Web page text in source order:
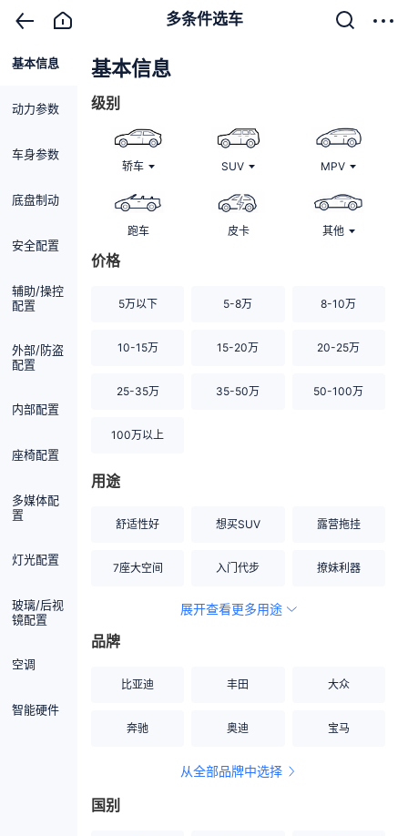
多条件选车
基本信息
动力参数
车身参数
底盘制动
安全配置
辅助/操控
配置
外部/防盗
配置
内部配置
座椅配置
多媒体配
置
灯光配置
玻璃/后视
镜配置
空调
智能硬件
基本信息
级别
轿车 SUV MPV
跑车 皮卡 其他
价格
5万以下 5-8万 8-10万
10-15万 15-20万 20-25万
25-35万 35-50万 50-100万
100万以上
用途
舒适性好 想买SUV 露营拖挂
7座大空间 入门代步 撩妹利器
空间宽敞
展开查看更多用途
品牌
比亚迪 丰田 大众
奔驰 奥迪 宝马
从全部品牌中选择
国别